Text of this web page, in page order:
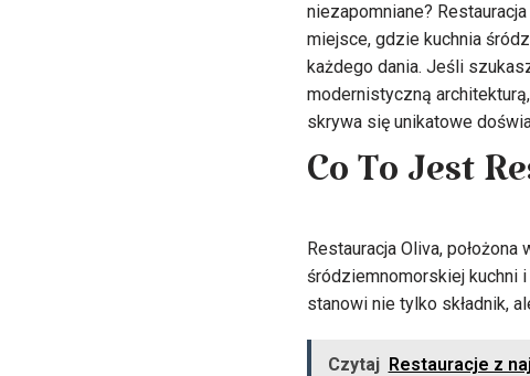
niezapomniane?
miejsce, gdzie kuchnia
każdego dania. Jeśli
modernistyczną
skrywa się unikatowe
Co To Jest
Restauracja Oliva,
śródziemnomorskiej kuchni
stanowi nie tylko składnik,
Czytaj Restauracje z